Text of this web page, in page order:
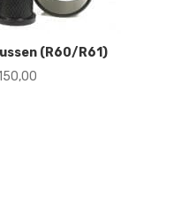
(R60/R61)
Huidige